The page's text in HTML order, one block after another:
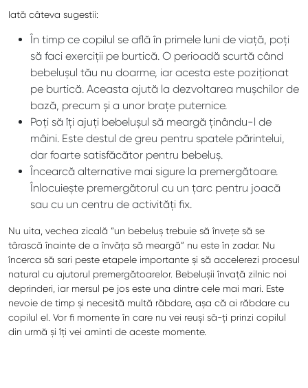
Iată câteva sugestii:
În timp ce copilul se află în primele luni de viață, poți
să faci exerciții pe burtică. O perioadă scurtă când
bebelușul tău nu doarme, iar acesta este poziționat
pe burtică. Aceasta ajută la dezvoltarea mușchilor de
bază, precum și a unor brațe puternice.
Poți să îți ajuți bebelușul să meargă ținându-l de
mâini. Este destul de greu pentru spatele părintelui,
dar foarte satisfăcător pentru bebeluș.
Încearcă alternative mai sigure la premergătoare.
Înlocuiește premergătorul cu un țarc pentru joacă
sau cu un centru de activități fix.
Nu uita, vechea zicală “un bebeluș trebuie să învețe să se
târască înainte de a învăța să meargă” nu este în zadar. Nu
încerca să sari peste etapele importante și să accelerezi procesul
natural cu ajutorul premergătoarelor. Bebelușii învață zilnic noi
deprinderi, iar mersul pe jos este una dintre cele mai mari. Este
nevoie de timp și necesită multă răbdare, așa că ai răbdare cu
copilul el. Vor fi momente în care nu vei reuși să-ți prinzi copilul
din urmă și îți vei aminti de aceste momente.